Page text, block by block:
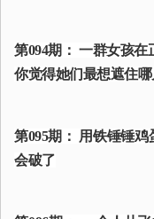
第094期： 一群女孩在
你觉得她们最想遮住
第095期： 用铁锤锤
会破了